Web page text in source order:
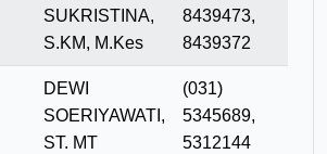
SUKRISTINA,
S.KM, M.Kes
8439473,
8439372
DEWI
SOERIYAWATI,
ST. MT
(031)
5345689,
5312144